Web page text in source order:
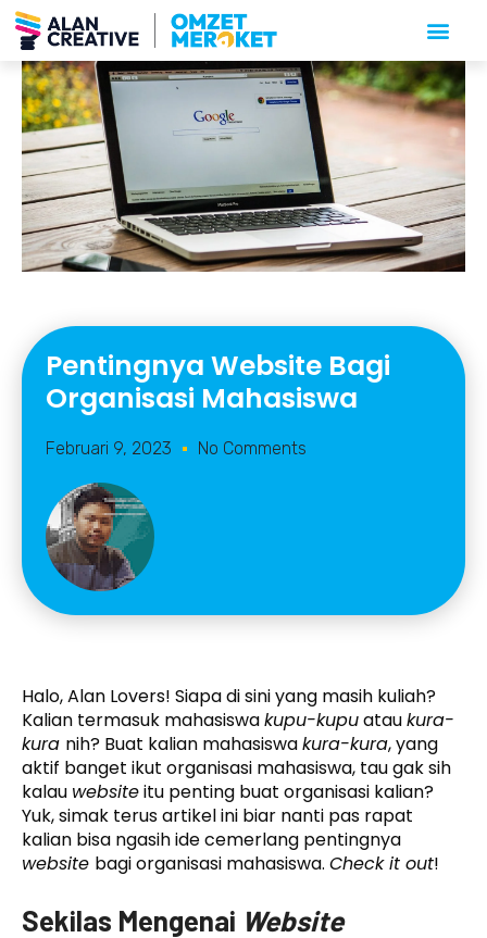
Pentingnya Website Bagi
Organisasi Mahasiswa
Februari 9, 2023 No Comments
Halo, Alan Lovers! Siapa di sini yang masih kuliah?
Kalian termasuk mahasiswakupu-kupuataukura-
kura nih? Buat kalian mahasiswakura-kura, yang
aktif banget ikut organisasi mahasiswa, tau gak sih
kalau websiteitu penting buat organisasi kalian?
Yuk, simak terus artikel ini biar nanti pas rapat
kalian bisa ngasih ide cemerlang pentingnya
website bagi organisasi mahasiswa. Check it out!
Sekilas Mengenai Website